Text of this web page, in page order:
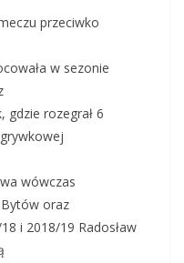
przeciwko
w sezonie
gdzie rozegrał 6
wówczas
oraz
i 2018/19 Radosław